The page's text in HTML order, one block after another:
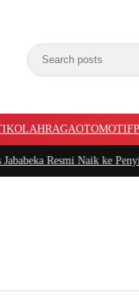
OLAHRAGAOTOMOTIF
Resmi Naik ke Penyidikan|